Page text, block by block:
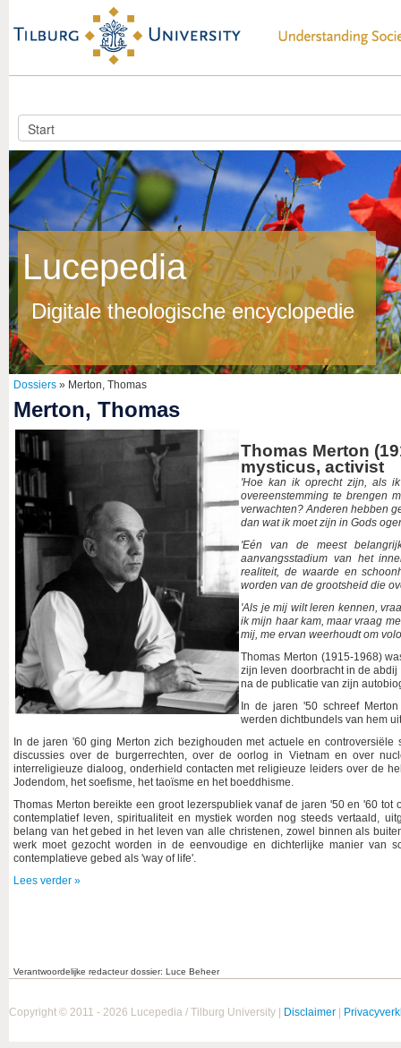
Lucepedia
Digitale theologische encyclopedie
Verantwoordelijke redacteur dossier: Luce Beheer
Dossiers » Merton, Thomas
Merton, Thomas
Thomas Merton
mysticus, activist
'Hoe kan ik oprecht zijn, als
overeenstemming te brengen
verwachten? Anderen hebben
dan wat ik moet zijn in Gods
'Eén van de meest
aanvangsstadium van het
realiteit, de waarde en
worden van de grootsheid die
'Als je mij wilt leren kennen,
ik mijn haar kam, maar vraag
mij, me ervan weerhoudt om
Thomas Merton (1915-1968)
zijn leven doorbracht in de
na de publicatie van zijn
In de jaren '50 schreef
werden dichtbundels van hem
In de jaren '60 ging Merton zich bezighouden met actuele en
discussies over de burgerrechten, over de oorlog in Vietnam en over
interreligieuze dialoog, onderhield contacten met religieuze leiders over de
Jodendom, het soefisme, het taoïsme en het boeddhisme.
Thomas Merton bereikte een groot lezerspubliek vanaf de jaren '50 en '60
contemplatief leven, spiritualiteit en mystiek worden nog steeds vertaald,
belang van het gebed in het leven van alle christenen, zowel binnen als
werk moet gezocht worden in de eenvoudige en dichterlijke manier van
contemplatieve gebed als 'way of life'.
Lees verder »
Copyright © 2011 - 2026 Lucepedia / Tilburg University | Disclaimer